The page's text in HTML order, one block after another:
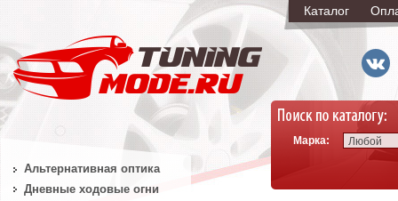
Каталог
Марка: Любой
Альтернативная оптика
Дневные ходовые огни